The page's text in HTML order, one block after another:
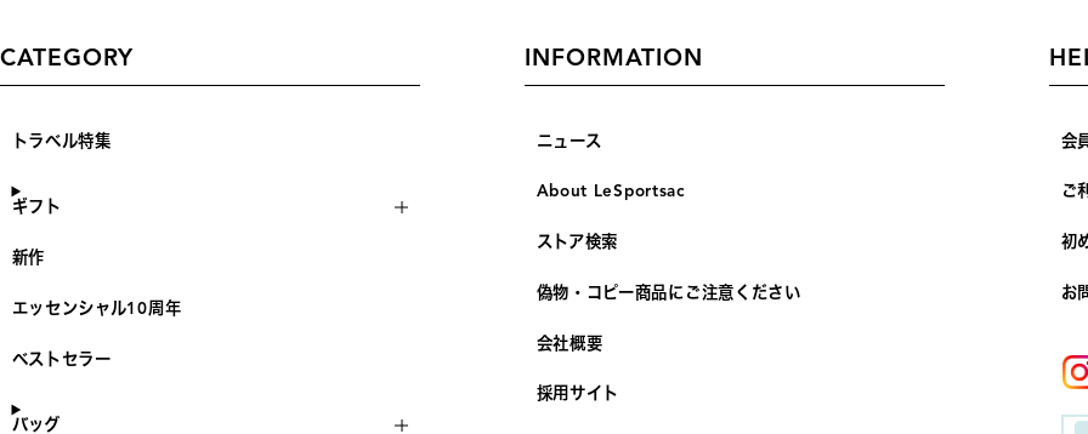
CATEGORY
トラベル特集
ギフト
新作
エッセンシャル10周年
ベストセラー
バッグ
INFORMATION
ニュース
About LeSportsac
ストア検索
偽物・コピー商品にご注意ください
会社概要
採用サイト
会
ご
初
お